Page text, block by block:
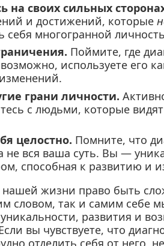
на своих сильных
и достижений, которые
себя многогранной
Поймите, где
используете его
грани личности.
с людьми, которые
целостно. Помните, что
не вся ваша суть. Вы —
способная к развитию и
жизни право быть
словом, так и самим себе
развития и
вы чувствуете, что
отделить себя от него,